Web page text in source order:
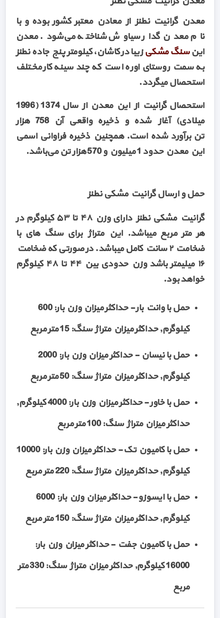
معدن گرانیت نطنز از معادن معتبر کشور بوده و با
نام معدن گدار سیاوش شناخته می‌شود. معدن
اینسنگ مشکیزیبا در کاشان، کیلومتر پنج جاده نطنز
به سمت روستای اوره است که چند سینه کار مختلف
استحصال میگردد.
استحصال گرانیت از این معدن از سال 1374 (1996
میلادی) آغاز شده و ذخیره واقعی آن 758 هزار
تن برآورد شده است. همچنین ذخیره فراوانی اسمی
این معدن حدود 1 میلیون و 570 هزار تن می‌باشد.
حمل و ارسال گرانیت مشکی نطنز
گرانیت مشکی نطنز دارای وزن ۴۸ تا ۵۳ کیلوگرم در
هر متر مربع میباشد. این متراژ برای سنگ های با
ضخامت ۲ سانت کامل میباشد. در صورتی که ضخامت
۱۶ میلیمتر باشد وزن حدودی بین ۴۴ تا ۴۸ کیلوگرم
خواهد بود.
حمل با وانت بار - حداکثر میزان وزن بار: 600
کیلوگرم, حداکثر میزان متراژ سنگ: 15 متر مربع
حمل با نیسان - حداکثر میزان وزن بار: 2000
کیلوگرم, حداکثر میزان متراژ سنگ: 50 متر مربع
حمل با خاور - حداکثر میزان وزن بار: 4000 کیلوگرم,
حداکثر میزان متراژ سنگ: 100 متر مربع
حمل با کامیون تک - حداکثر میزان وزن بار: 10000
کیلوگرم, حداکثر میزان متراژ سنگ: 220 متر مربع
حمل با ایسوزو - حداکثر میزان وزن بار: 6000
کیلوگرم, حداکثر میزان متراژ سنگ: 150 متر مربع
حمل با کامیون جفت - حداکثر میزان وزن بار:
16000 کیلوگرم, حداکثر میزان متراژ سنگ: 330 متر
مربع